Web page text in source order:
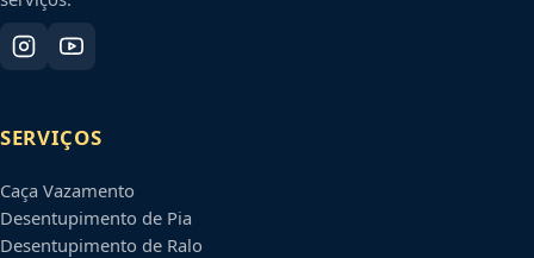
SERVIÇOS
Caça Vazamento
Desentupimento de Pia
Desentupimento de Ralo